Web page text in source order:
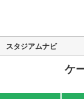
スタジアムナビ
ケ